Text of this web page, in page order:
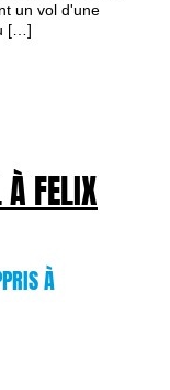
un vol d'une
[…]
FELIX
À